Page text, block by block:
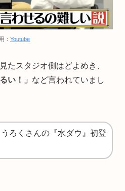
： Youtube
たスタジオ側はどよめき、
い！」 など言われていまし
ろくさんの『水ダウ』初登